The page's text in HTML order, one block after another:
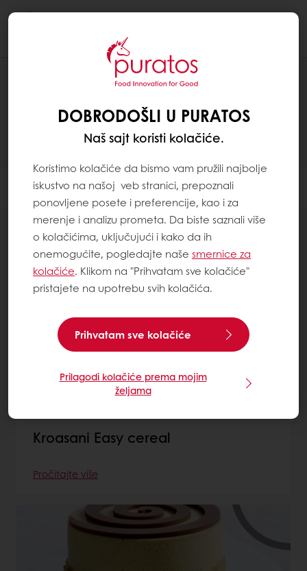
Filter
147 items
Kroasani Easy cereal
Pročitajte više
DOBRODOŠLI U PURATOS
Naš sajt koristi kolačiće.
Koristimo kolačiće da bismo vam pružili najbolje
iskustvo na našoj veb stranici, prepoznali
ponovljene posete i preferencije, kao i za
merenje i analizu prometa. Da biste saznali više
o kolačićima, uključujući i kako da ih
onemogućite, pogledajte naše smernice za
kolačiće. Klikom na "Prihvatam sve kolačiće"
pristajete na upotrebu svih kolačića.
Prihvatam sve kolačiće
Prilagodi kolačiće prema mojim
željama